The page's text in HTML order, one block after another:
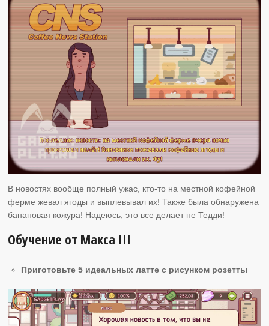
В новостях вообще полный ужас, кто-то на местной кофейной
ферме жевал ягоды и выплевывал их! Также была обнаружена
банановая кожура! Надеюсь, это все делает не Тедди!
Обучение от Макса ІІI
Приготовьте 5 идеальных латте с рисунком розетты